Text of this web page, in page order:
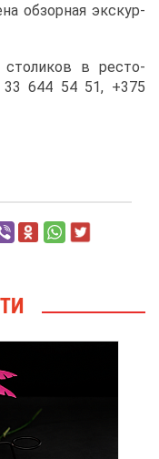
об­зор­ная экс­кур­
сто­ли­ков в ре­сто­
644 54 51, +375